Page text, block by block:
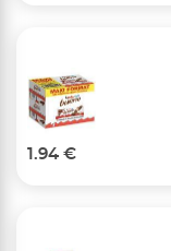
1.94 €